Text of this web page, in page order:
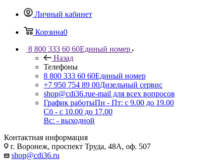
Личный кабинет
Корзина0
8 800 333 60 60Единый номер
Назад
Телефоны
8 800 333 60 60Единый номер
+7 950 754 89 00Дизельный сервис
shop@cdi36.rue-mail для всех вопросов
График работыПн - Пт: с 9.00 до 19.00
Сб - с 10.00 до 17.00
Вс: - выходной
Контактная информация
г. Воронеж, проспект Труда, 48А, оф. 507
shop@cdi36.ru